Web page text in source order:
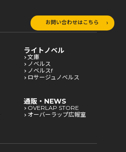
お問い合わせはこちら
ライトノベル
文庫
ノベルス
ノベルスf
ロサージュノベルス
通販・NEWS
OVERLAP STORE
オーバーラップ広報室